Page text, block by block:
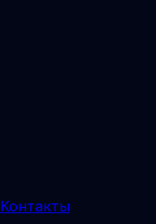
Контакты